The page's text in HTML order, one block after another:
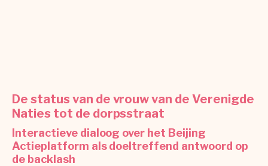
De status van de vrouw van de Verenigde
Naties tot de dorpsstraat
Interactieve dialoog over het Beijing
Actieplatform als doeltreffend antwoord op
de backlash